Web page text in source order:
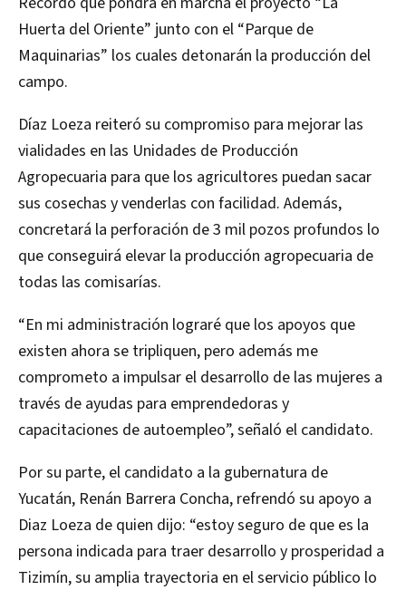
Huerta del Oriente” junto con el “Parque de
Maquinarias” los cuales detonarán la producción del
campo.
Díaz Loeza reiteró su compromiso para mejorar las
vialidades en las Unidades de Producción
Agropecuaria para que los agricultores puedan sacar
sus cosechas y venderlas con facilidad. Además,
concretará la perforación de 3 mil pozos profundos lo
que conseguirá elevar la producción agropecuaria de
todas las comisarías.
“En mi administración lograré que los apoyos que
existen ahora se tripliquen, pero además me
comprometo a impulsar el desarrollo de las mujeres a
través de ayudas para emprendedoras y
capacitaciones de autoempleo”, señaló el candidato.
Por su parte, el candidato a la gubernatura de
Yucatán, Renán Barrera Concha, refrendó su apoyo a
Diaz Loeza de quien dijo: “estoy seguro de que es la
persona indicada para traer desarrollo y prosperidad a
Tizimín, su amplia trayectoria en el servicio público lo